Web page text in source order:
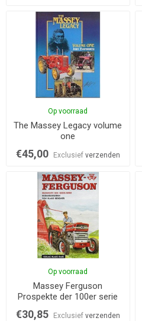
Op voorraad
The Massey Legacy volume
one
€45,00 Exclusief verzenden
Op voorraad
Massey Ferguson
Prospekte der 100er serie
€30,85 Exclusief verzenden